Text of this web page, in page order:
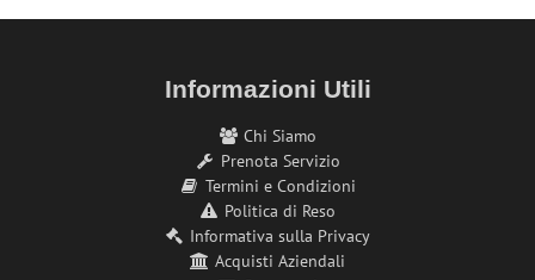
Informazioni Utili
Chi Siamo
Prenota Servizio
Termini e Condizioni
Politica di Reso
Informativa sulla Privacy
Acquisti Aziendali